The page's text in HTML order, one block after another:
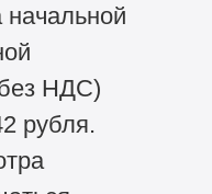
начальной
НДС)
рубля.